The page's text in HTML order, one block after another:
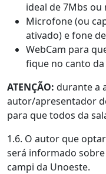
ideal de 7Mbs ou
Microfone (ou
ativado) e fone
WebCam para
fique no canto
ATENÇÃO: durante a
autor/apresentador
para que todos da
1.6. O autor que
será informado
campi da Unoeste.